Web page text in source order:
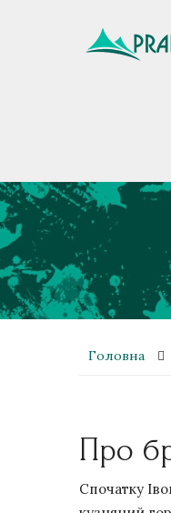
Головна
Про
Спочатку